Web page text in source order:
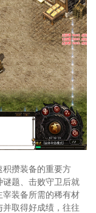
攒装备的重要方
题、击败守卫后就
装备所需的稀有材
取得好成绩，往往